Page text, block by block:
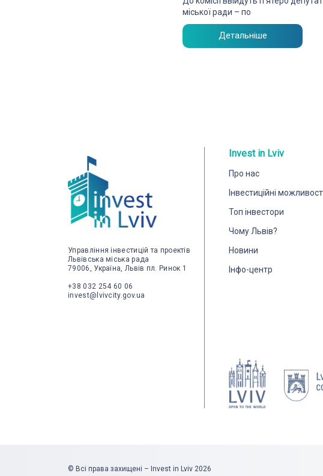
міської ради – по
Детальніше
Управління інвестицій та проектів
Львівська міська рада
79006, Україна, Львів пл. Ринок 1
+38 032 254 60 06
invest@lvivcity.gov.ua
Invest in Lviv
Про нас
Інвестиційні
Топ інвестори
Чому Львів?
Новини
Інфо-центр
© Всі права захищені – Invest in Lviv 2026